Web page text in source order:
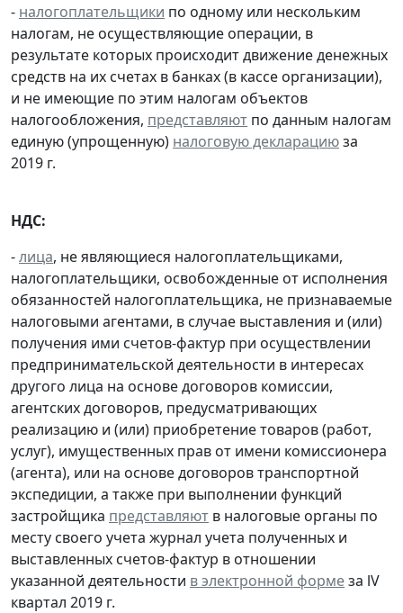
- налогоплательщики по одному или нескольким
налогам, не осуществляющие операции, в
результате которых происходит движение денежных
средств на их счетах в банках (в кассе организации),
и не имеющие по этим налогам объектов
налогообложения, представляют по данным налогам
единую (упрощенную) налоговую декларациюза
2019 г.
НДС:
-лица, не являющиеся налогоплательщиками,
налогоплательщики, освобожденные от исполнения
обязанностей налогоплательщика, не признаваемые
налоговыми агентами, в случае выставления и (или)
получения ими счетов-фактур при осуществлении
предпринимательской деятельности в интересах
другого лица на основе договоров комиссии,
агентских договоров, предусматривающих
реализацию и (или) приобретение товаров (работ,
услуг), имущественных прав от имени комиссионера
(агента), или на основе договоров транспортной
экспедиции, а также при выполнении функций
застройщика представляют в налоговые органы по
месту своего учета журнал учета полученных и
выставленных счетов-фактур в отношении
указанной деятельности в электронной формеза lV
квартал 2019 г.